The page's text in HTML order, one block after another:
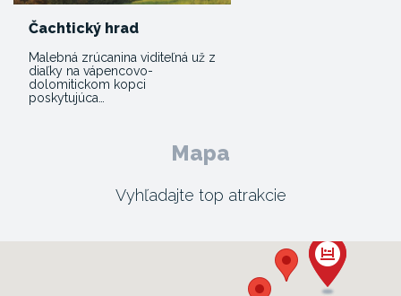
Čachtický hrad
Malebná zrúcanina viditeľná už z
diaľky na vápencovo-
dolomitickom kopci
poskytujúca…
Mapa
Vyhľadajte top atrakcie